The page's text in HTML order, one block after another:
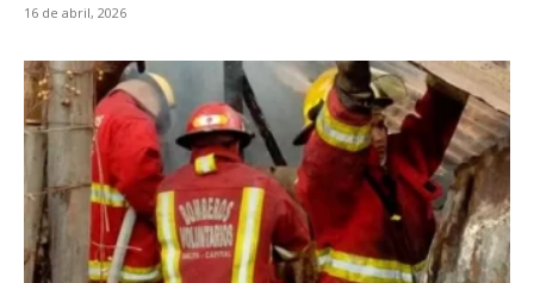
16 de abril, 2026